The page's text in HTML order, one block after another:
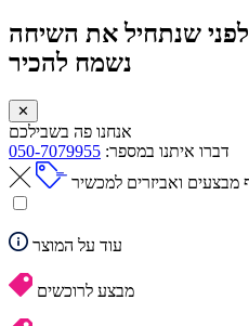
לפני שנתחיל את השיחה
נשמח להכיר
✕
אנחנו פה בשבילכם
דברו איתנו במספר: 050-7079955
מבצעים ואביזרים למכשיר
עוד על המוצר
מבצע לרוכשים